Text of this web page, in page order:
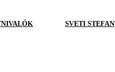
SVETI STEFAN